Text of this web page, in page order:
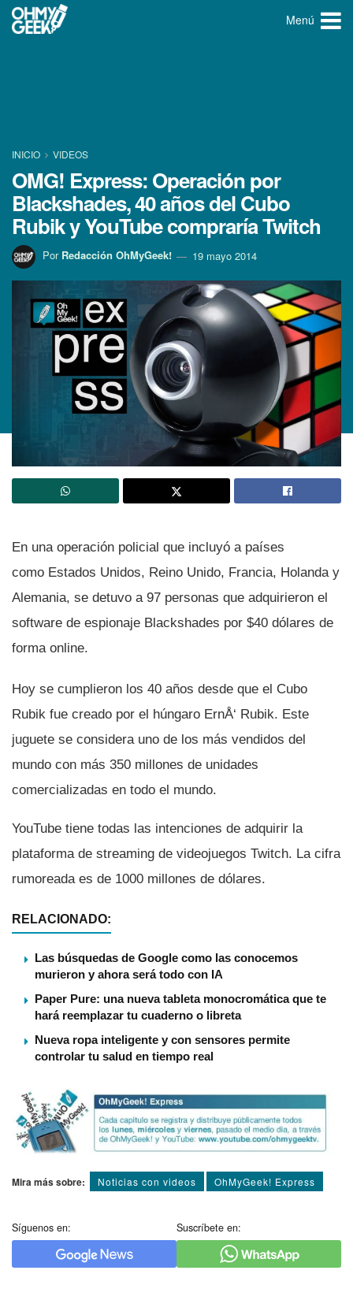
Menú
INICIO VIDEOS
OMG! Express: Operación por
Blackshades, 40 años del Cubo
Rubik y YouTube comprarí­a Twitch
Por Redacción OhMyGeek! 19 mayo 2014
En una operación policial que incluyó a paí­ses
como Estados Unidos, Reino Unido, Francia, Holanda y
Alemania, se detuvo a 97 personas que adquirieron el
software de espionaje Blackshades por $40 dólares de
forma online.
Hoy se cumplieron los 40 años desde que el Cubo
Rubik fue creado por el húngaro ErnÅ‘ Rubik. Este
juguete se considera uno de los más vendidos del
mundo con más 350 millones de unidades
comercializadas en todo el mundo.
YouTube tiene todas las intenciones de adquirir la
plataforma de streaming de videojuegos Twitch. La cifra
rumoreada es de 1000 millones de dólares.
RELACIONADO:
Las búsquedas de Google como las conocemos
murieron y ahora será todo con IA
Paper Pure: una nueva tableta monocromática que te
hará reemplazar tu cuaderno o libreta
Nueva ropa inteligente y con sensores permite
controlar tu salud en tiempo real
Mira más sobre: Noticias con videos OhMyGeek! Express
Síguenos en: Suscríbete en: